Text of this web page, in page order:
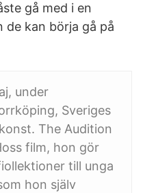
gå med i en
de kan börja gå på
under
Sveriges
The Audition
film, hon gör
till unga
hon själv